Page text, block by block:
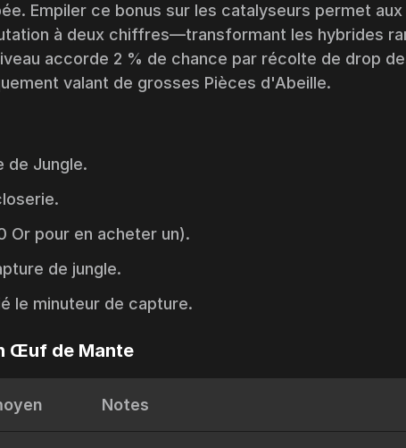
Empiler ce bonus sur les catalyseurs permet aux
à deux chiffres—transformant les hybrides
accorde 2 % de chance par récolte de drop
valant de grosses Pièces d'Abeille.
de Jungle.
.
Or pour en acheter un).
de jungle.
le minuteur de capture.
Œuf de Mante
Notes